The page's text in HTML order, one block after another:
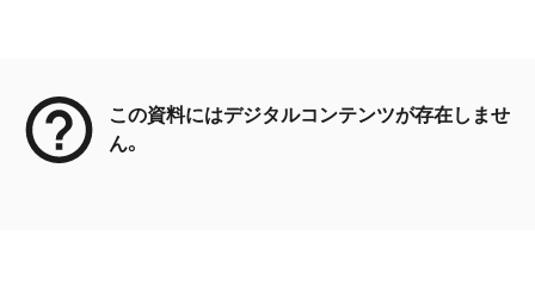
この資料にはデジタルコンテンツが存在しませ
ん。